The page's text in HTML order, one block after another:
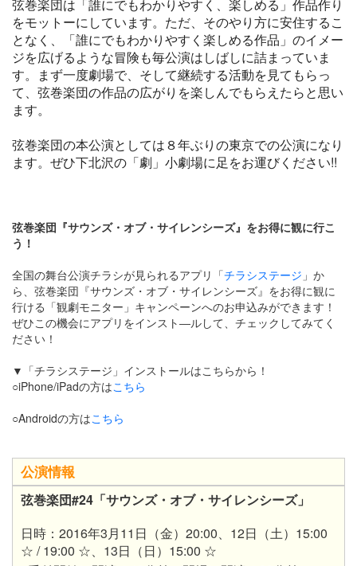
弦巻楽団は「誰にでもわかりやすく、楽しめる」 作品作り
をモットーにしています。ただ、 そのやり方に安住するこ
となく、「誰にでもわかりやすく楽しめる作品」 のイメー
ジを広げるような冒険も毎公演はしばしに詰まっていま
す。まず一度劇場で、そして継続する活動を見てもらっ
て、 弦巻楽団の作品の広がりを楽しんでもらえたらと思い
ます。
弦巻楽団の本公演としては８年ぶりの東京での公演になり
ます。 ぜひ下北沢の「劇」小劇場に足をお運びください!!
弦巻楽団 『サウンズ・オブ・サイレンシーズ』をお得に観に行こ
う！
全国の舞台公演チラシが見られるアプリ「チラシステージ 」か
ら、 弦巻楽団 『サウンズ・オブ・サイレンシーズ』をお得に観に
行ける「観劇モニター」キャンペーンへのお申込みができます！
ぜひこの機会にアプリをインスト―ルして、 チェックしてみてく
ださい！
▼「チラシステージ」インストールはこちらから！
○iPhone/iPadの方はこちら
○Androidの方はこちら
公演情報
弦巻楽団#24「サウンズ・オブ・サイレンシーズ」
日時：2016年3月11日（金）20:00、12日（土）15:00
☆ / 19:00 ☆、13日（日）15:00 ☆